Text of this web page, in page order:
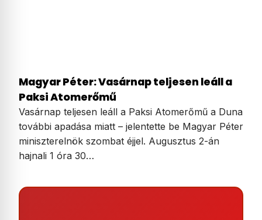
Magyar Péter: Vasárnap teljesen leáll a
Paksi Atomerőmű
Vasárnap teljesen leáll a Paksi Atomerőmű a Duna
további apadása miatt – jelentette be Magyar Péter
miniszterelnök szombat éjjel. Augusztus 2-án
hajnali 1 óra 30…